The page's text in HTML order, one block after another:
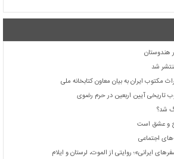
مکتوب ایران به بیان معاون کتابخانه ملی
تاریخی آیین اربعین در حرم رضوی
شد؟
و عشق است
اجتماعی
ایرانی»؛ روایتی از الموت، لرستان و ایلام